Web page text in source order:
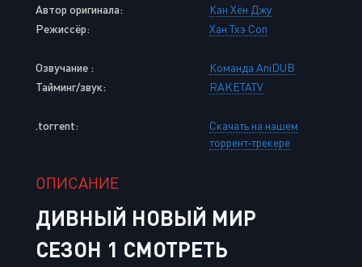
Автор оригинала:
Кан Хён Джу
Режиссёр:
Хан Тхэ Соп
Озвучание :
Команда AniDUB
Тайминг/звук:
RAKETATV
.torrent:
Скачать на нашем
торрент-трекере
ОПИСАНИЕ
ДИВНЫЙ НОВЫЙ МИР
СЕЗОН 1 СМОТРЕТЬ